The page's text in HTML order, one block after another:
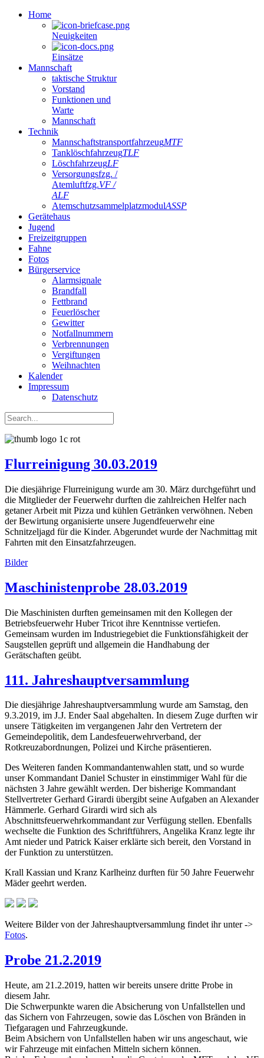
Home
Neuigkeiten
Einsätze
Mannschaft
taktische Struktur
Vorstand
Funktionen und
Warte
Mannschaft
Technik
MannschaftstransportfahrzeugMTF
TanklöschfahrzeugTLF
LöschfahrzeugLF
Versorgungsfzg. /
Atemluftfzg.VF /
ALF
AtemschutzsammelplatzmodulASSP
Gerätehaus
Jugend
Freizeitgruppen
Fahne
Fotos
Bürgerservice
Alarmsignale
Brandfall
Fettbrand
Feuerlöscher
Gewitter
Notfallnummern
Verbrennungen
Vergiftungen
Weihnachten
Kalender
Impressum
Datenschutz
Flurreinigung 30.03.2019
Die diesjährige Flurreinigung wurde am 30. März durchgeführt und
die Mitglieder der Feuerwehr durften die zahlreichen Helfer nach
getaner Arbeit mit Pizza und kühlen Getränken verwöhnen. Neben
der Bewirtung organisierte unsere Jugendfeuerwehr eine
Schnitzeljagd für die Kinder. Abgerundet wurde der Nachmittag mit
Fahrten mit den Einsatzfahrzeugen.
Bilder
Maschinistenprobe 28.03.2019
Die Maschinisten durften gemeinsamen mit den Kollegen der
Betriebsfeuerwehr Huber Tricot ihre Kenntnisse vertiefen.
Gemeinsam wurden im Industriegebiet die Funktionsfähigkeit der
Saugstellen geprüft und allgemein die Handhabung der
Gerätschaften geübt.
111. Jahreshauptversammlung
Die diesjährige Jahreshauptversammlung wurde am Samstag, den
9.3.2019, im J.J. Ender Saal abgehalten. In diesem Zuge durften wir
unsere Tätigkeiten im vergangenen Jahr den Vertretern der
Gemeindepolitik, dem Landesfeuerwehrverband, der
Rotkreuzabordnungen, Polizei und Kirche präsentieren.
Des Weiteren fanden Kommandantenwahlen statt, und so wurde
unser Kommandant Daniel Schuster in einstimmiger Wahl für die
nächsten 3 Jahre gewählt werden. Der bisherige Kommandant
Stellvertreter Gerhard Girardi übergibt seine Aufgaben an Alexander
Hämmerle. Gerhard Girardi wird sich als
Abschnittsfeuerwehrkommandant zur Verfügung stellen. Ebenfalls
wechselte die Funktion des Schriftführers, Angelika Kranz legte ihr
Amt nieder und Patrick Kaiser erklärte sich bereit, den Vorstand in
der Funktion zu unterstützen.
Krall Kassian und Kranz Karlheinz durften für 50 Jahre Feuerwehr
Mäder geehrt werden.
Weitere Bilder von der Jahreshauptversammlung findet ihr unter ->
Fotos.
Probe 21.2.2019
Heute, am 21.2.2019, hatten wir bereits unsere dritte Probe in
diesem Jahr.
Die Schwerpunkte waren die Absicherung von Unfallstellen und
das Sichern von Fahrzeugen, sowie das Löschen von Bränden in
Tiefgaragen und Fahrzeugkunde.
Beim Absichern von Unfallstellen haben wir uns angeschaut, wie
wir Fahrzeuge mit einfachen Mitteln sichern können.